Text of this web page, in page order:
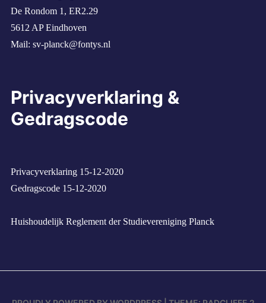
De Rondom 1, ER2.29
5612 AP Eindhoven
Mail: sv-planck@fontys.nl
Privacyverklaring &
Gedragscode
Privacyverklaring 15-12-2020
Gedragscode 15-12-2020
Huishoudelijk Reglement der Studievereniging Planck